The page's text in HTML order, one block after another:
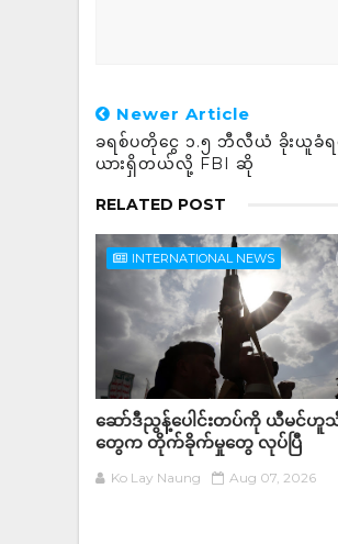
Newer Article
ခရစ်ပတိုငွေ ၁.၅ ဘီလီယံ ခိုးယူခံရမှု
ယားရှိတယ်လို့ FBI ဆို
RELATED POST
INTERNATIONAL NEWS
ဆော်ဒီညွန့်ပေါင်းတပ်ကို ယီမင်ဟူ
တွေက တိုက်ခိုက်မှုတွေ လုပ်ပြီ
Ko Lay Naung Aug 07, 2026